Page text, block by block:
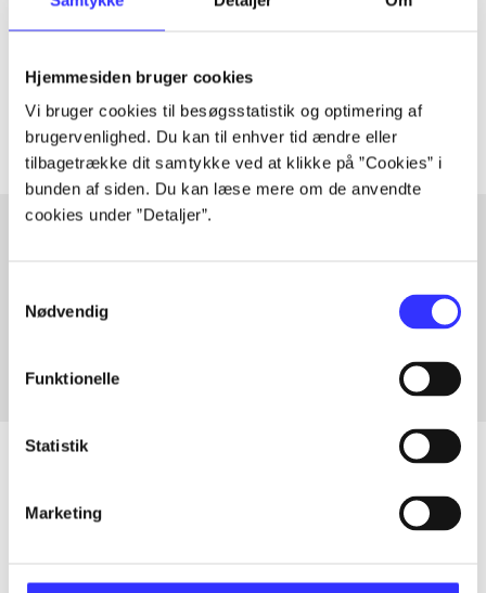
Hjemmesiden bruger cookies
Vi bruger cookies til besøgsstatistik og optimering af
brugervenlighed. Du kan til enhver tid ændre eller
tilbagetrække dit samtykke ved at klikke på ”Cookies” i
bunden af siden. Du kan læse mere om de anvendte
cookies under ”Detaljer”.
Nødvendig
Funktionelle
Statistik
Marketing
lorem ipsum dolor sit amet ...
Artiklerne i handler ofte om
Fra
Artikler